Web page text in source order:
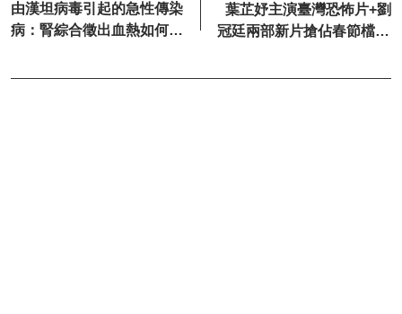
由漢坦病毒引起的急性傳染
病：腎綜合徵出血熱如何應
葉芷妤主演臺灣恐怖片+劉
冠廷兩部新片搶佔春節檔+4